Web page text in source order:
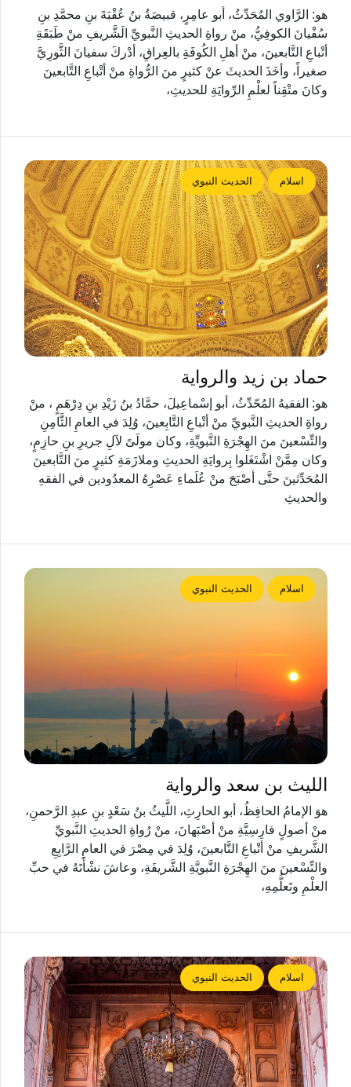
هو: الرَّاوي المُحَدِّثُ، أبو عامِرٍ، قبيصَةُ بنُ عُقْبَةَ بنِ محمَّدِ بنِ
سُفْيانَ الكوفِيُّ، منْ رواةِ الحديثِ النَّبويِّ الَشَّريفِ منْ طَبَقَةِ
أتْباعِ التَّابعينَ، منْ أهلِ الكُوفَةِ بالعِراقِ، أدْركَ سفيانَ الثَّورِيَّ
صغيراً، وأخَذَ الحديثَ عنْ كثيرٍ منَ الرُّواةِ منْ أتْباعِ التَّابعينَ
وكانَ متْقِناً لعلْمِ الرِّوايَةِ للحديثِ،
اسلام الحديث النبوي
حماد بن زيد والرواية
هو: الفقيهُ المُحّدِّثُ، أبو إسْماعِيلَ، حمَّادُ بنُ زَيْدِ بنِ دِرْهَمٍ ، منْ
رواةِ الحديثِ النَّبويِّ منْ أتْباعِ التَّابِعينَ، وُلِدَ في العامِ الثَّامِنِ
والتِّسْعينَ منَ الهِجْرَةِ النَّبويِّةِ، وكان مولَىً لآلِ جريرِ بنِ حازِمٍ،
وكان مِمَّنْ اشْتَغَلوا بِروايَةِ الحديثِ وملازَمَةِ كثيرٍ منَ التَّابعينَ
المُحَدِّثينَ حتَّى أصْبَحَ منْ عُلَماءِ عَصْرِهُ المعدُودين في الفقهِ
والحديثِ
اسلام الحديث النبوي
الليث بن سعد والرواية
هوَ الإمامُ الحافِظُ، أبو الحارِثِ، اللَّيثُ بنُ سَعْدٍ بنِ عبدِ الرَّحمنِ،
منْ أصولٍ فارِسِيَّةِ منْ أصْبَهانَ، منْ رُواةِ الحديثِ النَّبويِّ
الشَّريفِ منْ أتْباعِ التَّابعينَ، وُلِدَ في مِصْرَ في العامِ الرَّابِعِ
والتِّسْعينَ منَ الهِجْرَةِ النَّبويَّةِ الشَّريفَةِ، وعاشَ نشْأَتَهُ في حبِّ
العلْمِ وتَعلُّمِهِ،
اسلام الحديث النبوي